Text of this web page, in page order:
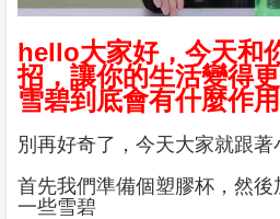
hello大家好，今天和
招，讓你的生活變得
雪碧到底會有什麼作
別再好奇了，今天大家就跟著
首先我們準備個塑膠杯，然後
一些雪碧